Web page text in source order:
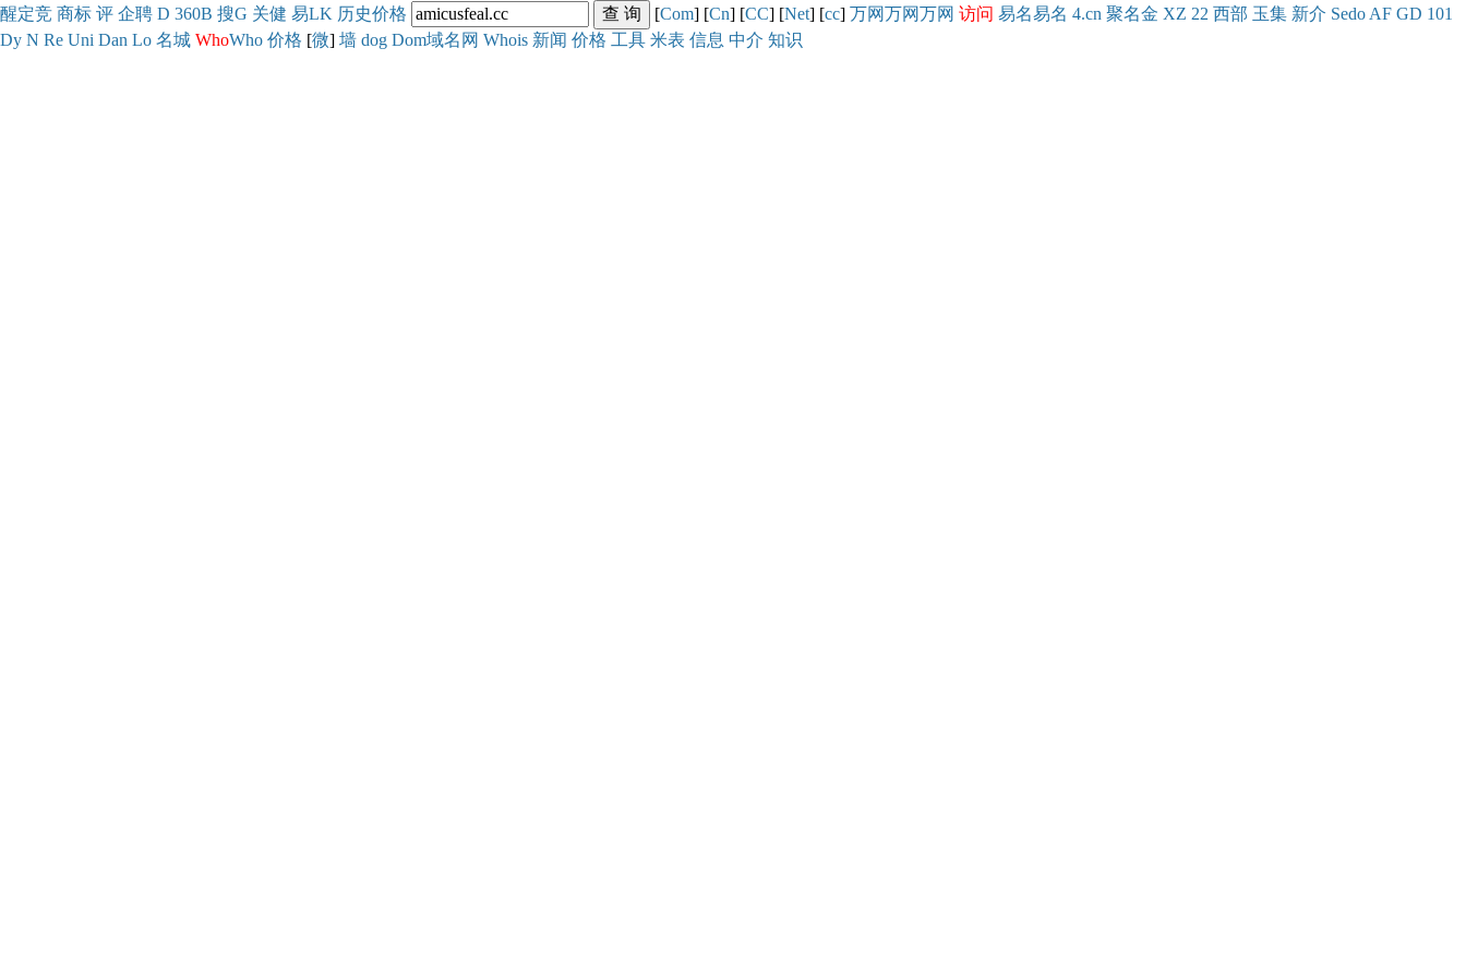
醒定竞 商标 评 企聘 D 360B 搜G 关健 易LK 历史价格 [Com] [Cn] [CC] [Net] [cc] 万网万网万网 访问 易名易名 4.cn 聚名金 XZ 22 西部 玉集 新介 Sedo AF GD 101
Dy N Re Uni Dan Lo 名城 WhoWho 价格 [微] 墙 dog Dom域名网 Whois 新闻 价格 工具 米表 信息 中介 知识